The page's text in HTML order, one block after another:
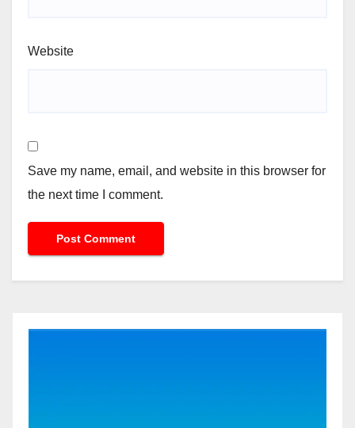
Website
Save my name, email, and website in this browser for
the next time I comment.